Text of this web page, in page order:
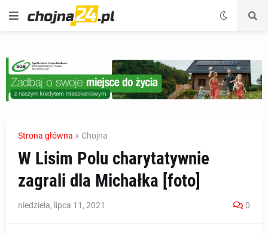
Strona główna Chojna
W Lisim Polu charytatywnie
zagrali dla Michałka [foto]
niedziela, lipca 11, 2021 0